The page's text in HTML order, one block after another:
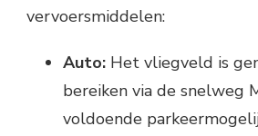
vervoersmiddelen:
Auto: Het vliegveld is
bereiken via de snelweg
voldoende